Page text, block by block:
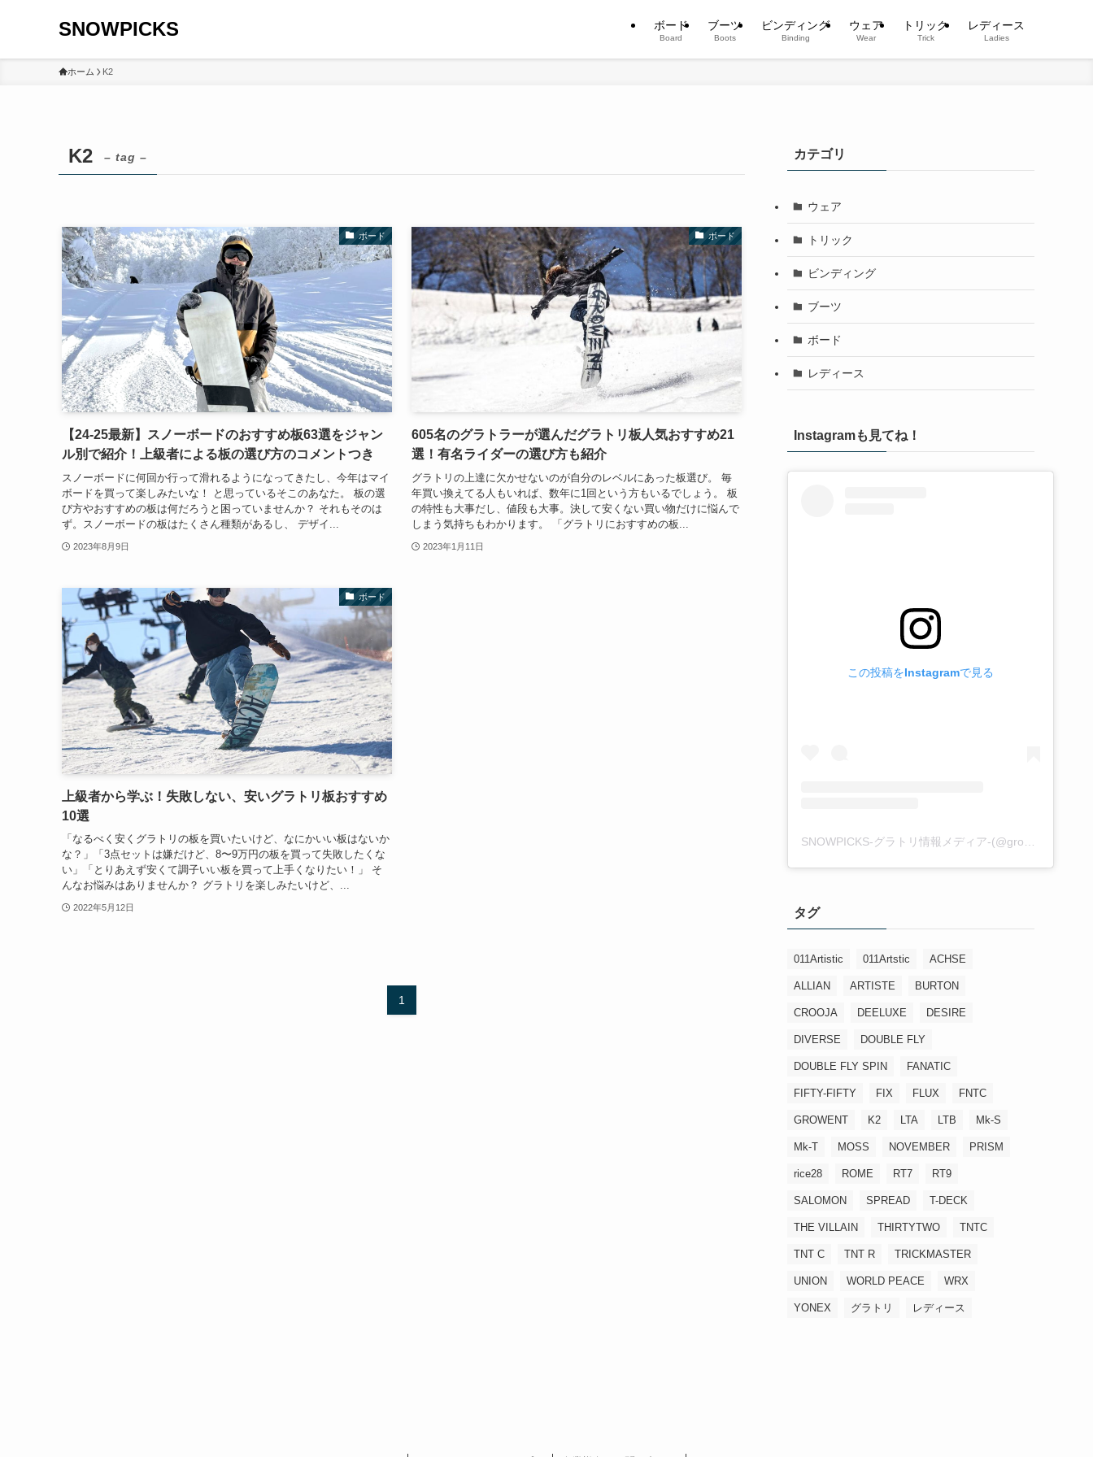
SNOWPICKS ボード
Board
ブーツ
Boots
ビンディング
Binding
ウェア
Wear
トリック
Trick
レディース
Ladies
ホーム K2
K2 – tag –
ボード
【24-25最新】スノーボードのおすすめ板63選をジャン
ル別で紹介！上級者による板の選び方のコメントつき
スノーボードに何回か行って滑れるようになってきたし、今年はマイ
ボードを買って楽しみたいな！ と思っているそこのあなた。 板の選
び方やおすすめの板は何だろうと困っていませんか？ それもそのは
ず。スノーボードの板はたくさん種類があるし、 デザイ...
2023年8月9日
ボード
605名のグラトラーが選んだグラトリ板人気おすすめ21
選！有名ライダーの選び方も紹介
グラトリの上達に欠かせないのが自分のレベルにあった板選び。 毎
年買い換えてる人もいれば、数年に1回という方もいるでしょう。 板
の特性も大事だし、値段も大事。決して安くない買い物だけに悩んで
しまう気持ちもわかります。 「グラトリにおすすめの板...
2023年1月11日
ボード
上級者から学ぶ！失敗しない、安いグラトリ板おすすめ
10選
「なるべく安くグラトリの板を買いたいけど、なにかいい板はないか
な？」「3点セットは嫌だけど、8〜9万円の板を買って失敗したくな
い」「とりあえず安くて調子いい板を買って上手くなりたい！」 そ
んなお悩みはありませんか？ グラトリを楽しみたいけど、...
2022年5月12日
1
カテゴリ
ウェア
トリック
ビンディング
ブーツ
ボード
レディース
Instagramも見てね！
この投稿をInstagramで見る
タグ
011Artistic 011Artstic ACHSE
ALLIAN ARTISTE BURTON
CROOJA DEELUXE DESIRE
DIVERSE DOUBLE FLY
DOUBLE FLY SPIN FANATIC
FIFTY-FIFTY FIX FLUX FNTC
GROWENT K2 LTA LTB Mk-S
Mk-T MOSS NOVEMBER PRISM
rice28 ROME RT7 RT9
SALOMON SPREAD T-DECK
THE VILLAIN THIRTYTWO TNTC
TNT C TNT R TRICKMASTER
UNION WORLD PEACE WRX
YONEX グラトリ レディース